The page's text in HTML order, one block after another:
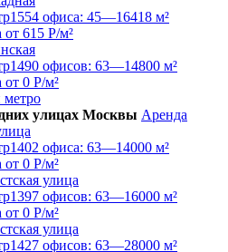
1554 офиса: 45—16418 м²
от 615 Р/м²
1490 офисов: 63—14800 м²
от 0 Р/м²
метро
улицах Москвы Аренда
1402 офиса: 63—14000 м²
от 0 Р/м²
улица
1397 офисов: 63—16000 м²
от 0 Р/м²
улица
1427 офисов: 63—28000 м²